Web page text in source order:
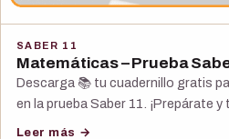
SABER 11
Matemáticas – Prueba
Descarga 📚 tu cuadernillo gratis
en la prueba Saber 11. ¡Prepárate
Leer más →